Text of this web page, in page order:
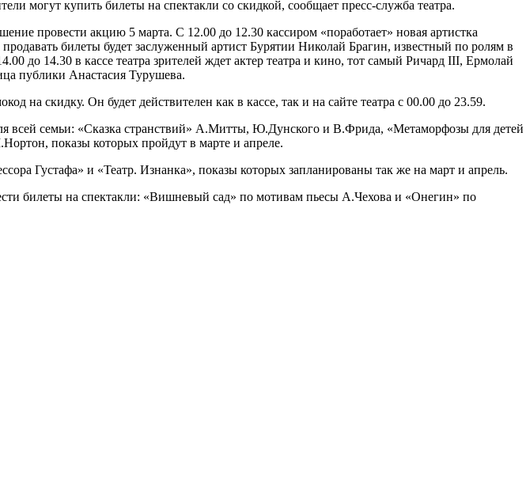
могут купить билеты на спектакли со скидкой, сообщает пресс-служба театра.
провести акцию 5 марта. С 12.00 до 12.30 кассиром «поработает» новая артистка
билеты будет заслуженный артист Бурятии Николай Брагин, известный по ролям в
до 14.30 в кассе театра зрителей ждет актер театра и кино, тот самый Ричард III, Ермолай
публики Анастасия Турушева.
на скидку. Он будет действителен как в кассе, так и на сайте театра с 00.00 до 23.59.
всей семьи: «Сказка странствий» А.Митты, Ю.Дунского и В.Фрида, «Метаморфозы для детей
показы которых пройдут в марте и апреле.
Густафа» и «Театр. Изнанка», показы которых запланированы так же на март и апрель.
билеты на спектакли: «Вишневый сад» по мотивам пьесы А.Чехова и «Онегин» по